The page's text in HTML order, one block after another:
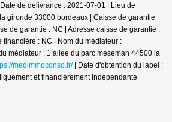
de délivrance : 2021-07-01 | Lieu de
gironde 33000 bordeaux | Caisse de garantie
de garantie : NC | Adresse caisse de garantie :
financière : NC | Nom du médiateur :
médiateur : 1 allee du parc meseman 44500 la
medimmoconso.fr/| Date d'obtention du label :
et financièrement indépendante